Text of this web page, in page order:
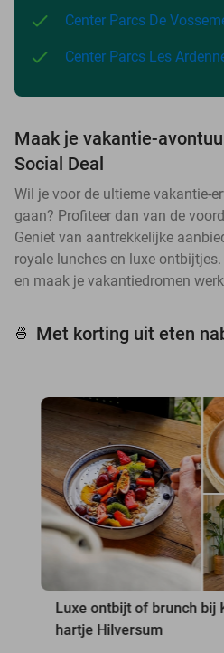
Center Parcs De
Center Parcs Les
Maak je vakantie-
Social Deal
Wil je voor de ultieme vakantie-
gaan? Profiteer dan van de
Geniet van aantrekkelijke
royale lunches en luxe
en maak je vakantiedromen
🍜 Met korting uit eten
Luxe ontbijt of brunch bij
hartje Hilversum